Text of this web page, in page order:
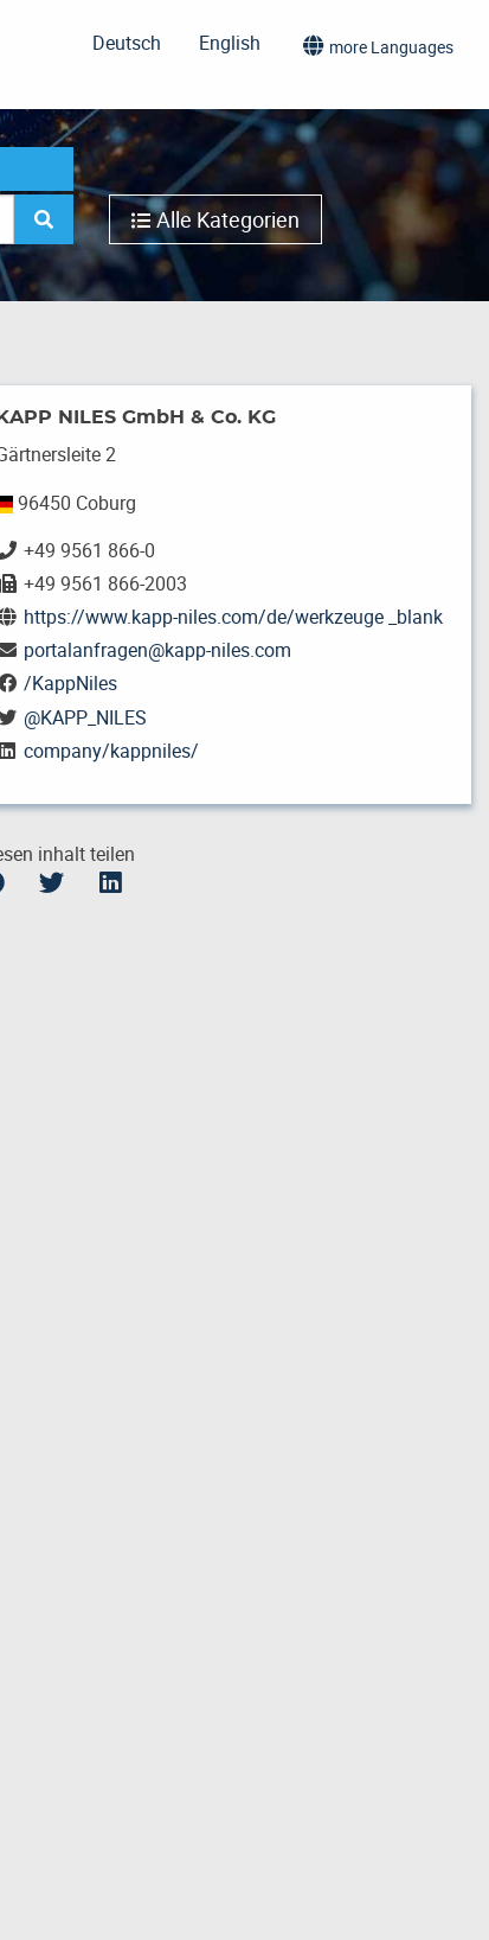
Deutsch English more Languages
Alle Kategorien
KAPP NILES GmbH & Co. KG
2
96450 Coburg
+49 9561 866-0
+49 9561 866-2003
https://www.kapp-niles.com/de/werkzeuge _blank
portalanfragen@kapp-niles.com
/KappNiles
@KAPP_NILES
company/kappniles/
inhalt teilen